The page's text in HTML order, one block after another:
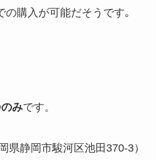
の購入が可能だそうです｡
みです。
県静岡市駿河区池田370-3）